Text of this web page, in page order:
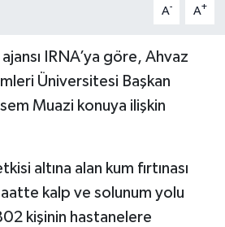
A- A+
ajansı IRNA’ya göre, Ahvaz
Üniversitesi Başkan
Muazi konuya ilişkin
altına alan kum fırtınası
kalp ve solunum yolu
kişinin hastanelere